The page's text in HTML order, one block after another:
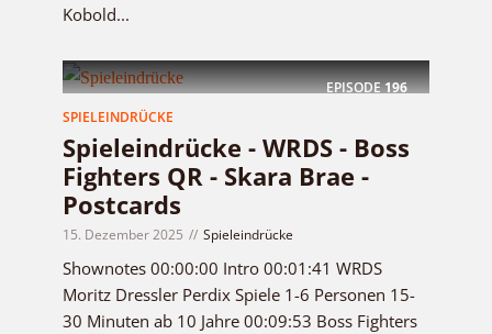
Kobold...
EPISODE196
SPIELEINDRÜCKE
Spieleindrücke - WRDS - Boss
Fighters QR - Skara Brae -
Postcards
15. Dezember 2025 Spieleindrücke
Shownotes 00:00:00 Intro 00:01:41 WRDS
Moritz Dressler Perdix Spiele 1-6 Personen 15-
30 Minuten ab 10 Jahre 00:09:53 Boss Fighters